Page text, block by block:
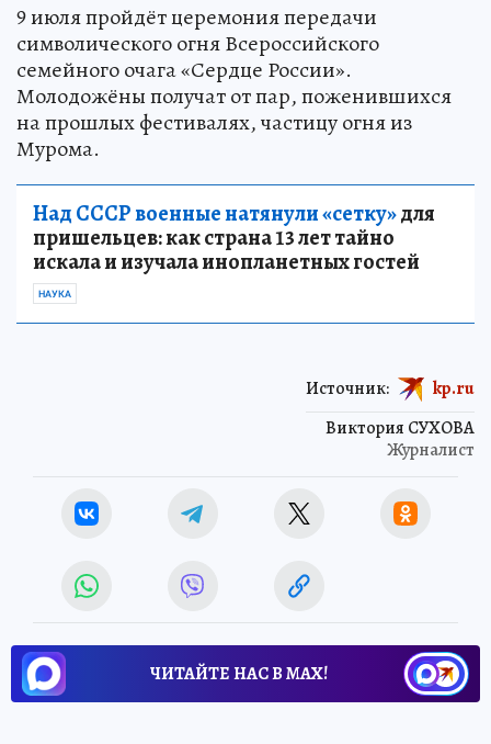
9 июля пройдёт церемония передачи
символического огня Всероссийского
семейного очага «Сердце России».
Молодожёны получат от пар, поженившихся
на прошлых фестивалях, частицу огня из
Мурома.
Над СССР военные натянули «сетку»для
пришельцев: как страна 13 лет тайно
искала и изучала инопланетных гостей
НАУКА
Виктория СУХОВА
Журналист
Источник: kp.ru
ЧИТАЙТЕ НАС В МАХ!